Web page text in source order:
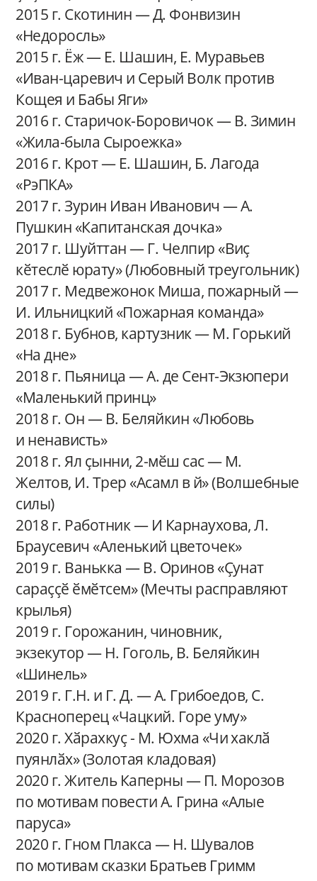
2015 г. Скотинин — Д. Фонвизин
«Недоросль»
2015 г. Ёж — Е. Шашин, Е. Муравьев
«Иван-царевич и Серый Волк против
Кощея и Бабы Яги»
2016 г. Старичок-Боровичок — В. Зимин
«Жила-была Сыроежка»
2016 г. Крот — Е. Шашин, Б. Лагода
«РэПКА»
2017 г. Зурин Иван Иванович — А.
Пушкин «Капитанская дочка»
2017 г. Шуйттан — Г. Челпир «Виҫ
кӗтеслӗ юрату» (Любовный треугольник)
2017 г. Медвежонок Миша, пожарный —
И. Ильницкий «Пожарная команда»
2018 г. Бубнов, картузник — М. Горький
«На дне»
2018 г. Пьяница — А. де Сент-Экзюпери
«Маленький принц»
2018 г. Он — В. Беляйкин «Любовь
и ненависть»
2018 г. Ял ҫынни, 2-мӗш сас — М.
Желтов, И. Трер «Асамл в й» (Волшебные
силы)
2018 г. Работник — И Карнаухова, Л.
Браусевич «Аленький цветочек»
2019 г. Ванькка — В. Оринов «Ҫунат
сараҫҫӗ ӗмӗтсем» (Мечты расправляют
крылья)
2019 г. Горожанин, чиновник,
экзекутор — Н. Гоголь, В. Беляйкин
«Шинель»
2019 г. Г.Н. и Г. Д. — А. Грибоедов, С.
Красноперец «Чацкий. Горе уму»
2020 г. Хӑрахкуҫ - М. Юхма «Чи хаклӑ
пуянлӑх» (Золотая кладовая)
2020 г. Житель Каперны — П. Морозов
по мотивам повести А. Грина «Алые
паруса»
2020 г. Гном Плакса — Н. Шувалов
по мотивам сказки Братьев Гримм